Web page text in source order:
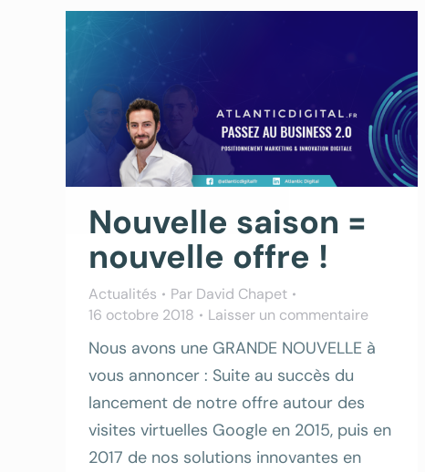
Nouvelle saison =
nouvelle offre !
Actualités Par David Chapet
16 octobre 2018
Laisser un commentaire
Nous avons une GRANDE NOUVELLE à
vous annoncer : Suite au succès du
lancement de notre offre autour des
visites virtuelles Google en 2015, puis en
2017 de nos solutions innovantes en